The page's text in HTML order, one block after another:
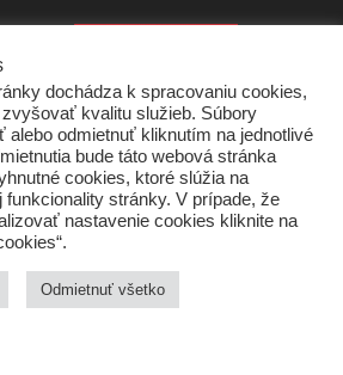
Vydavateľ
Ochrana súkromia Štatút súťaží
RSS Sitemap
Quark - Magazín o vede a technike
dochádza k spracovaniu cookies,
kvalitu služieb. Súbory
alebo odmietnuť kliknutím na jednotlivé
bude táto webová stránka
cookies, ktoré slúžia na
funkcionality stránky. V prípade, že
nastavenie cookies kliknite na
Odmietnuť všetko